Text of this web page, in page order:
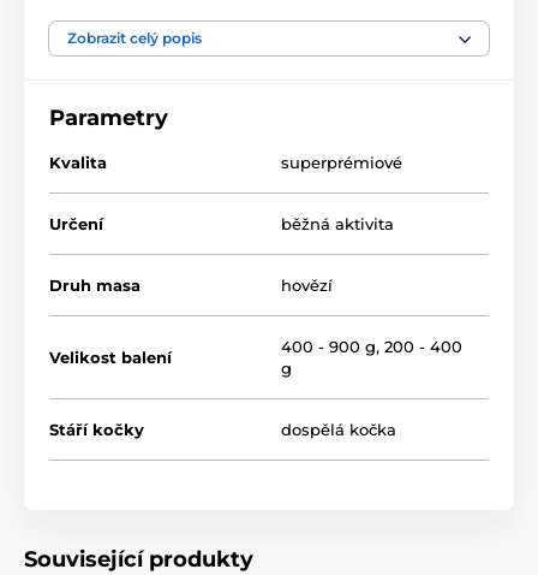
Benefity konzervy Fitmin Cat For Life Adult
100 % masa
bez sóji
bez přidaných barviv
bez lepku
Zobrazit celý popis
Parametry
Kvalita superprémiové
Určení běžná aktivita
Druh masa hovězí
Velikost balení
400 - 900 g, 200 - 400
g
Stáří kočky dospělá kočka
Související produkty